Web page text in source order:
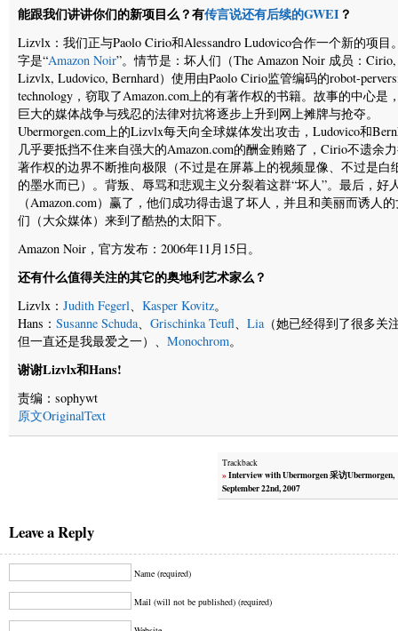
能跟我们讲讲你们的新项目么？有传言说还有后续的GWEI？
Lizvlx：我们正与Paolo Cirio和Alessandro Ludovico合作一个新的项目
字是“Amazon Noir”。情节是：坏人们（The Amazon Noir 成员：Cirio,
Lizvlx, Ludovico, Bernhard）使用由Paolo Cirio监管编码的robot-
technology，窃取了Amazon.com上的有著作权的书籍。故事的中心是
巨大的媒体战争与残忍的法律对抗将逐步上升到网上摊牌与抢夺。
Ubermorgen.com上的Lizvlx每天向全球媒体发出攻击，Ludovico和
几乎要抵挡不住来自强大的Amazon.com的酬金贿赂了，Cirio不遗余
著作权的边界不断推向极限（不过是在屏幕上的视频显像、不过是白
的墨水而已）。背叛、辱骂和悲观主义分裂着这群“坏人”。最后，好
（Amazon.com）赢了，他们成功得击退了坏人，并且和美丽而诱人
们（大众媒体）来到了酷热的太阳下。
Amazon Noir，官方发布：2006年11月15日。
还有什么值得关注的其它的奥地利艺术家么？
Lizvlx： Judith Fegerl、 Kasper Kovitz。
Hans： Susanne Schuda、 Grischinka Teufl、 Lia（她已经得到了很多关
但一直还是我最爱之一）、 Monochrom。
谢谢Lizvlx和Hans!
责编：sophywt
原文OriginalText
Trackback
»Interview with Ubermorgen 采访Ubermorgen,
September 22nd, 2007
Leave a Reply
Name (required)
Mail (will not be published) (required)